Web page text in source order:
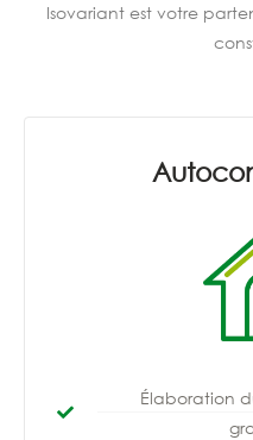
Isovariant est votre
Élaboration